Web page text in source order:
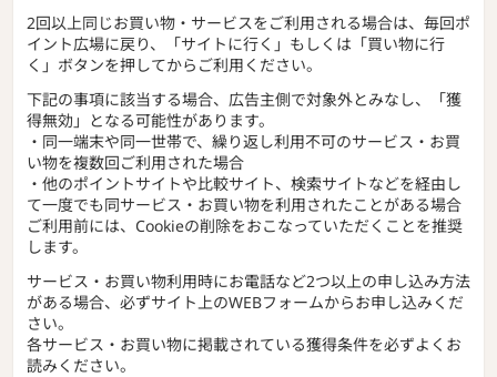
2回以上同じお買い物・サービスをご利用される場合は、毎回ポ
イント広場に戻り、「サイトに行く」もしくは「買い物に行
く」ボタンを押してからご利用ください。
下記の事項に該当する場合、広告主側で対象外とみなし、「獲
得無効」となる可能性があります。
・同一端末や同一世帯で、繰り返し利用不可のサービス・お買
い物を複数回ご利用された場合
・他のポイントサイトや比較サイト、検索サイトなどを経由し
て一度でも同サービス・お買い物を利用されたことがある場合
ご利用前には、Cookieの削除をおこなっていただくことを推奨
します。
サービス・お買い物利用時にお電話など2つ以上の申し込み方法
がある場合、必ずサイト上のWEBフォームからお申し込みくだ
さい。
各サービス・お買い物に掲載されている獲得条件を必ずよくお
読みください。